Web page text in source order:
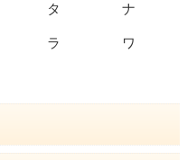
タ ナ
ラ ワ